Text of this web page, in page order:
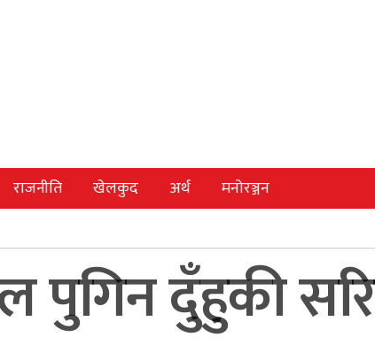
राजनीति खेलकुद अर्थ मनोरञ्जन
पुगिन दुँहुकी